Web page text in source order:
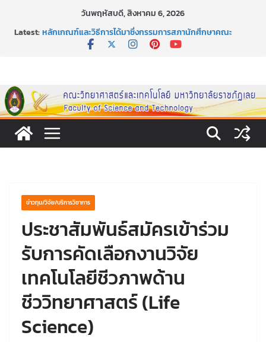
วันพฤหัสบดี, สิงหาคม 6, 2026
Latest:หลักเกณฑ์และวิธีการได้มาซึ่งกรรมการสภานักศึกษาคณะ
วิทยาศาสตร์และเทคโนโลยี ภาคปกติ ประจำปีการศึกษา 2569
เหล้า” ประจำปี พ.ศ. 2569
ประกาศสัปดาห์วิทยาศาสตร์แห่งชาติ ประจำปี 2569
กิจกรรมการให้บริการคำปรึกษาและการมีส่วนร่วมในการดำเนิน
งานของคณะวิทยาศาสตร์และเทคโนโลยี
ข่าวทุน/วิจัย/บริการวิชาการ
ประชาสัมพันธ์สมัครเข้าร่วม
รับการคัดเลือกงานวิจัย
เทคโนโลยีชีวภาพด้าน
ชีววิทยาศาสตร์ (Life
Science)